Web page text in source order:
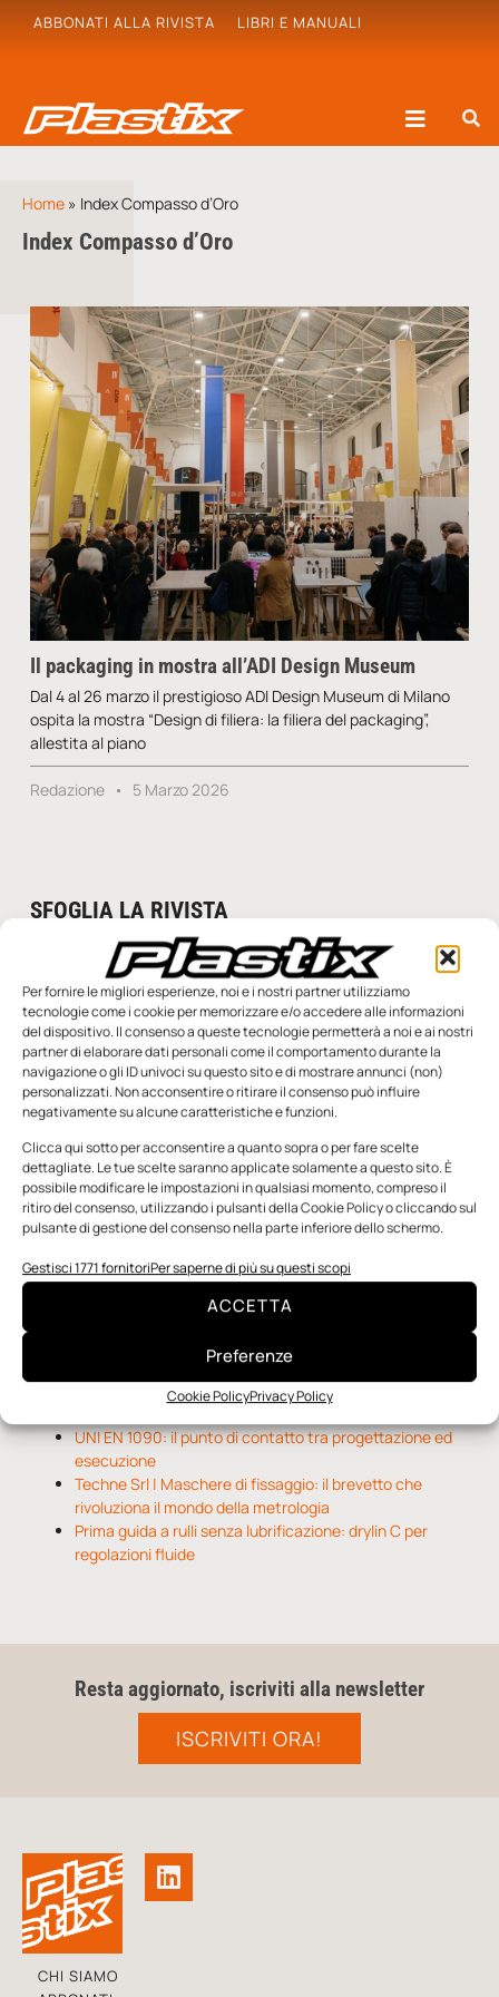
Per fornire le migliori esperienze, noi e i nostri partner utilizziamo
tecnologie come i cookie per memorizzare e/o accedere alle informazioni
del dispositivo. Il consenso a queste tecnologie permetterà a noi e ai nostri
partner di elaborare dati personali come il comportamento durante la
navigazione o gli ID univoci su questo sito e di mostrare annunci (non)
personalizzati. Non acconsentire o ritirare il consenso può influire
negativamente su alcune caratteristiche e funzioni.
Clicca qui sotto per acconsentire a quanto sopra o per fare scelte
dettagliate. Le tue scelte saranno applicate solamente a questo sito. È
possibile modificare le impostazioni in qualsiasi momento, compreso il
ritiro del consenso, utilizzando i pulsanti della Cookie Policy o cliccando sul
pulsante di gestione del consenso nella parte inferiore dello schermo.
Gestisci 1771 fornitoriPer saperne di più su questi scopi
ACCETTA
Preferenze
Cookie PolicyPrivacy Policy
ABBONATI ALLA RIVISTA LIBRI E MANUALI
Home » Index Compasso d’Oro
Index Compasso d’Oro
Il packaging in mostra all’ADI Design Museum
Dal 4 al 26 marzo il prestigioso ADI Design Museum di Milano
ospita la mostra “Design di filiera: la filiera del packaging”,
allestita al piano
Redazione 5 Marzo 2026
SFOGLIA LA RIVISTA
Edicola Web
Notizie da Meccanicanews
O-Ring, tecnica e applicazioni
Applicazioni della fluidodinamica computazionale (CFD)
Notizie da Il Progettista Industriale
UNI EN 1090: il punto di contatto tra progettazione ed
esecuzione
Techne Srl | Maschere di fissaggio: il brevetto che
rivoluziona il mondo della metrologia
Prima guida a rulli senza lubrificazione: drylin C per
regolazioni fluide
Resta aggiornato, iscriviti alla newsletter
ISCRIVITI ORA!
CHI SIAMO